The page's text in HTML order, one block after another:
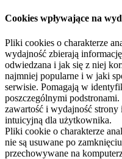
Cookies wpływające na
Pliki cookies o charakterze
wydajność zbierają
odwiedzana i jak się z niej
najmniej popularne i w jaki
serwisie. Pomagają w
poszczególnymi
zawartość i wydajność
intuicyjną dla użytkownika.
Pliki cookie o charakterze
nie są usuwane po
przechowywane na